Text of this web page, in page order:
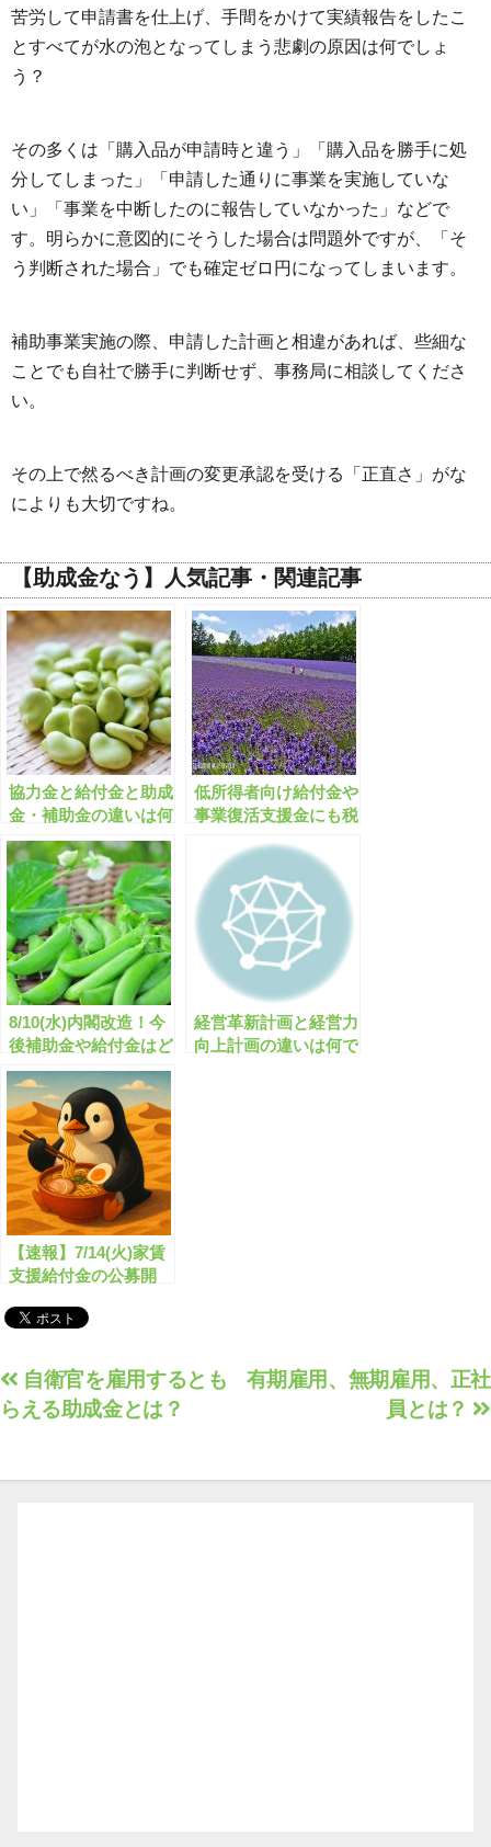
苦労して申請書を仕上げ、手間をかけて実績報告をしたこ
とすべてが水の泡となってしまう悲劇の原因は何でしょ
う？
その多くは「購入品が申請時と違う」「購入品を勝手に処
分してしまった」「申請した通りに事業を実施していな
い」「事業を中断したのに報告していなかった」などで
す。明らかに意図的にそうした場合は問題外ですが、「そ
う判断された場合」でも確定ゼロ円になってしまいます。
補助事業実施の際、申請した計画と相違があれば、些細な
ことでも自社で勝手に判断せず、事務局に相談してくださ
い。
その上で然るべき計画の変更承認を受ける「正直さ」がな
によりも大切ですね。
【助成金なう】人気記事・関連記事
協力金と給付金と助成
金・補助金の違いは何
ですか？
低所得者向け給付金や
事業復活支援金にも税
8/10(水)内閣改造！今
後補助金や給付金はど
うなる？
経営革新計画と経営力
向上計画の違いは何で
【速報】7/14(火)家賃
支援給付金の公募開
【新型コロナ対策】
投
稿
ビ
有期雇用、無期雇用、正社
員とは？
自衛官を雇用するとも
らえる助成金とは？